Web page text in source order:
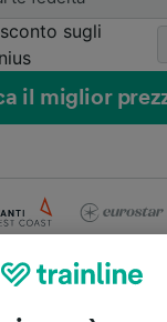
sugli
il miglior
pullman